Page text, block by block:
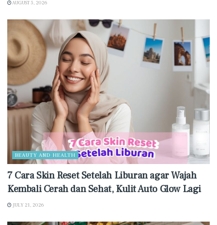
AUGUST 5, 2026
BEAUTY AND HEALTH
7 Cara Skin Reset Setelah Liburan agar Wajah
Kembali Cerah dan Sehat, Kulit Auto Glow Lagi
JULY 21, 2026